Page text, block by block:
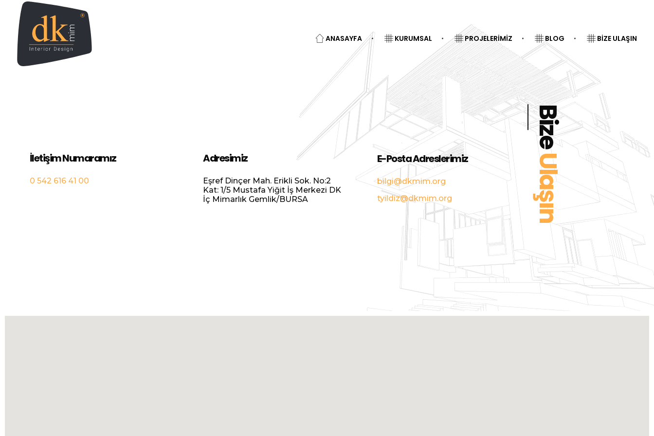
ANASAYFA KURUMSAL PROJELERIMIZ BLOG BIZE ULAŞIN
İletişim Numaramız
0 542 616 41 00
Adresimiz
Eşref Dinçer Mah. Erikli Sok. No:2
Kat: 1/5 Mustafa Yiğit İş Merkezi DK
İç Mimarlık Gemlik/BURSA
E-Posta Adreslerimiz
bilgi@dkmim.org
tyildiz@dkmim.org
Bize
Ulaşın